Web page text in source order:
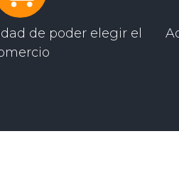
de poder elegir el